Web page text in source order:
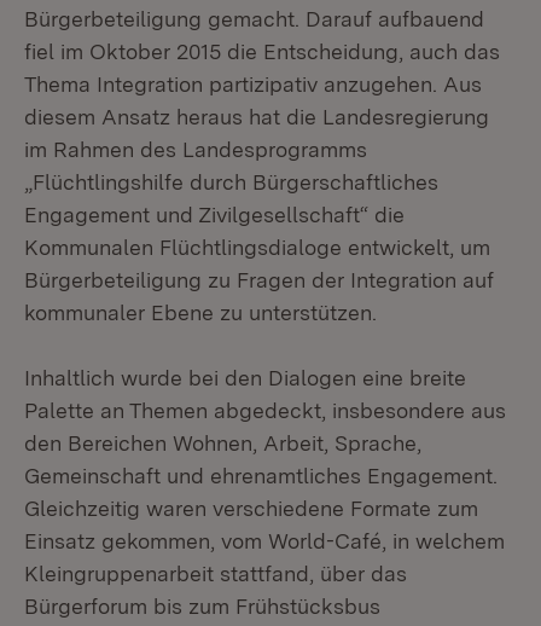
Bürgerbeteiligung gemacht. Darauf aufbauend
fiel im Oktober 2015 die Entscheidung, auch das
Thema Integration partizipativ anzugehen. Aus
diesem Ansatz heraus hat die Landesregierung
im Rahmen des Landesprogramms
„Flüchtlingshilfe durch Bürgerschaftliches
Engagement und Zivilgesellschaft“ die
Kommunalen Flüchtlingsdialoge entwickelt, um
Bürgerbeteiligung zu Fragen der Integration auf
kommunaler Ebene zu unterstützen.
Inhaltlich wurde bei den Dialogen eine breite
Palette an Themen abgedeckt, insbesondere aus
den Bereichen Wohnen, Arbeit, Sprache,
Gemeinschaft und ehrenamtliches Engagement.
Gleichzeitig waren verschiedene Formate zum
Einsatz gekommen, vom World-Café, in welchem
Kleingruppenarbeit stattfand, über das
Bürgerforum bis zum Frühstücksbus